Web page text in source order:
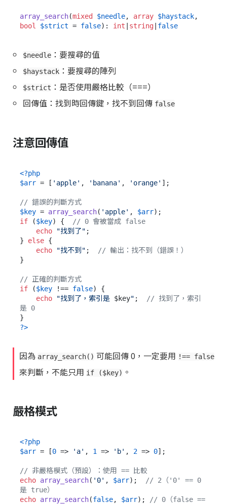
array_search(mixed $needle, array $haystack
bool
$strict = false): int string false
$needle ：要搜尋的值
$haystack ：要搜尋的陣列
$strict ：是否使用嚴格比較（===）
回傳值：找到時回傳鍵，找不到回傳 false
注意回傳值
<?php
$arr = [ 'apple' , 'banana' , 'orange' ];
// 錯誤的判斷方式
$key = array_search( 'apple' , $arr
if ($key) {
// 0 會被當成 false
echo
"找到了" ;
} else {
echo
"找不到" ;
// 輸出：找不到（錯誤！）
}
// 正確的判斷方式
if ($key !== false) {
echo
"找到了，索引是 $key" ;
// 找到了，索引
是 0
?>
因為 array_search() 可能回傳 0，一定要用 !== false
來判斷，不能只用 if ($key) 。
嚴格模式
<?php
$arr = [0 => 'a' , 1 => 'b' , 2 => 0];
// 非嚴格模式（預設）：使用 == 比較
echo array_search( '0' , $arr);
// 2（'0' == 0
是 true）
echo array_search(false, $arr);
// 0（false ==